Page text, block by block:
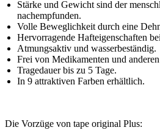
Stärke und Gewicht sind der
nachempfunden.
Volle Beweglichkeit durch eine
Hervorragende Hafteigenschaften
Atmungsaktiv und wasserbeständig.
Frei von Medikamenten und
Tragedauer bis zu 5 Tage.
In 9 attraktiven Farben erhältlich.
Die Vorzüge von tape original Plus: